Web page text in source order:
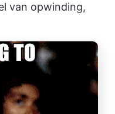
van opwinding,